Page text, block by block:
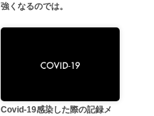
強くなるのでは。
Covid-19感染した際の記録メ